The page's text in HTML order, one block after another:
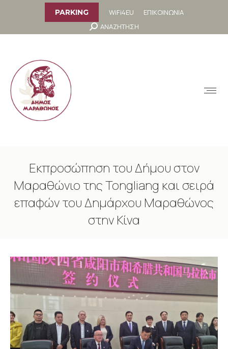
PARKING WiFi4EU
ΕΠΙΚΟΙΝΩΝΙΑ
Search:
ΑΝΑΖΗΤΗΣΗ
Εκπροσώπηση του Δήμου στον
Μαραθώνιο της Tongliang και σειρά
επαφών του Δημάρχου Μαραθώνος
στην Κίνα